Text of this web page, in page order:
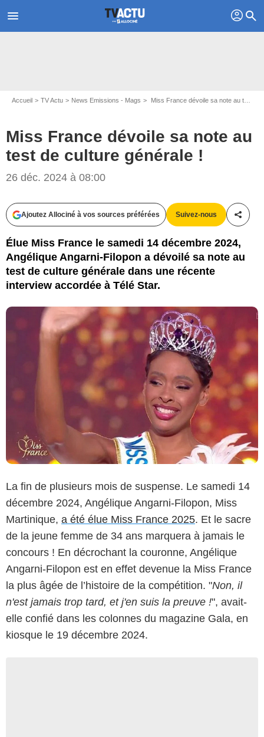
menu profil search
Accueil TV Actu News Emissions - Mags Miss France dévoile sa note au test de culture générale !
Miss France dévoile sa note au
test de culture générale !
26 déc. 2024 à 08:00
Ajoutez Allociné à vos sources préférées Suivez-nous
Élue Miss France le samedi 14 décembre 2024,
Angélique Angarni-Filopon a dévoilé sa note au
test de culture générale dans une récente
interview accordée à Télé Star.
Capture d'écran Miss France 2025 / TF1
La fin de plusieurs mois de suspense. Le samedi 14
décembre 2024, Angélique Angarni-Filopon, Miss
Martinique, a été élue Miss France 2025. Et le sacre
de la jeune femme de 34 ans marquera à jamais le
concours ! En décrochant la couronne, Angélique
Angarni-Filopon est en effet devenue la Miss France
la plus âgée de l’histoire de la compétition. "Non, il
n'est jamais trop tard, et j'en suis la preuve !", avait-
elle confié dans les colonnes du magazine Gala, en
kiosque le 19 décembre 2024.